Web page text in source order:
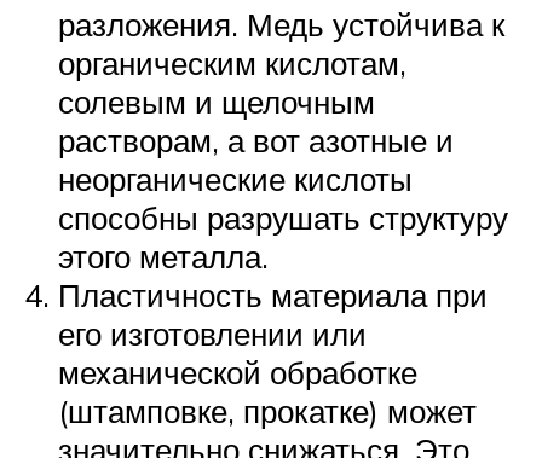
разложения. Медь устойчива к
органическим кислотам,
солевым и щелочным
растворам, а вот азотные и
неорганические кислоты
способны разрушать структуру
этого металла.
Пластичность материала при
его изготовлении или
механической обработке
(штамповке, прокатке) может
значительно снижаться. Это